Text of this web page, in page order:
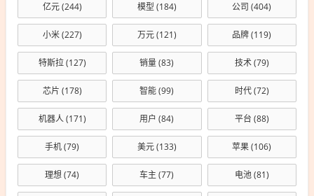
亿元(244) 模型 (184) 公司 (404)
小米(227) 万元(121) 品牌(119)
特斯拉(127) 销量(83) 技术(79)
芯片 (178) 智能(99) 时代(72)
机器人(171) 用户 (84) 平台 (88)
手机(79) 美元(133) 苹果(106)
理想(74) 车主 (77) 电池(81)